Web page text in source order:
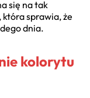
się na tak
sprawia, że
dnia.
kolorytu